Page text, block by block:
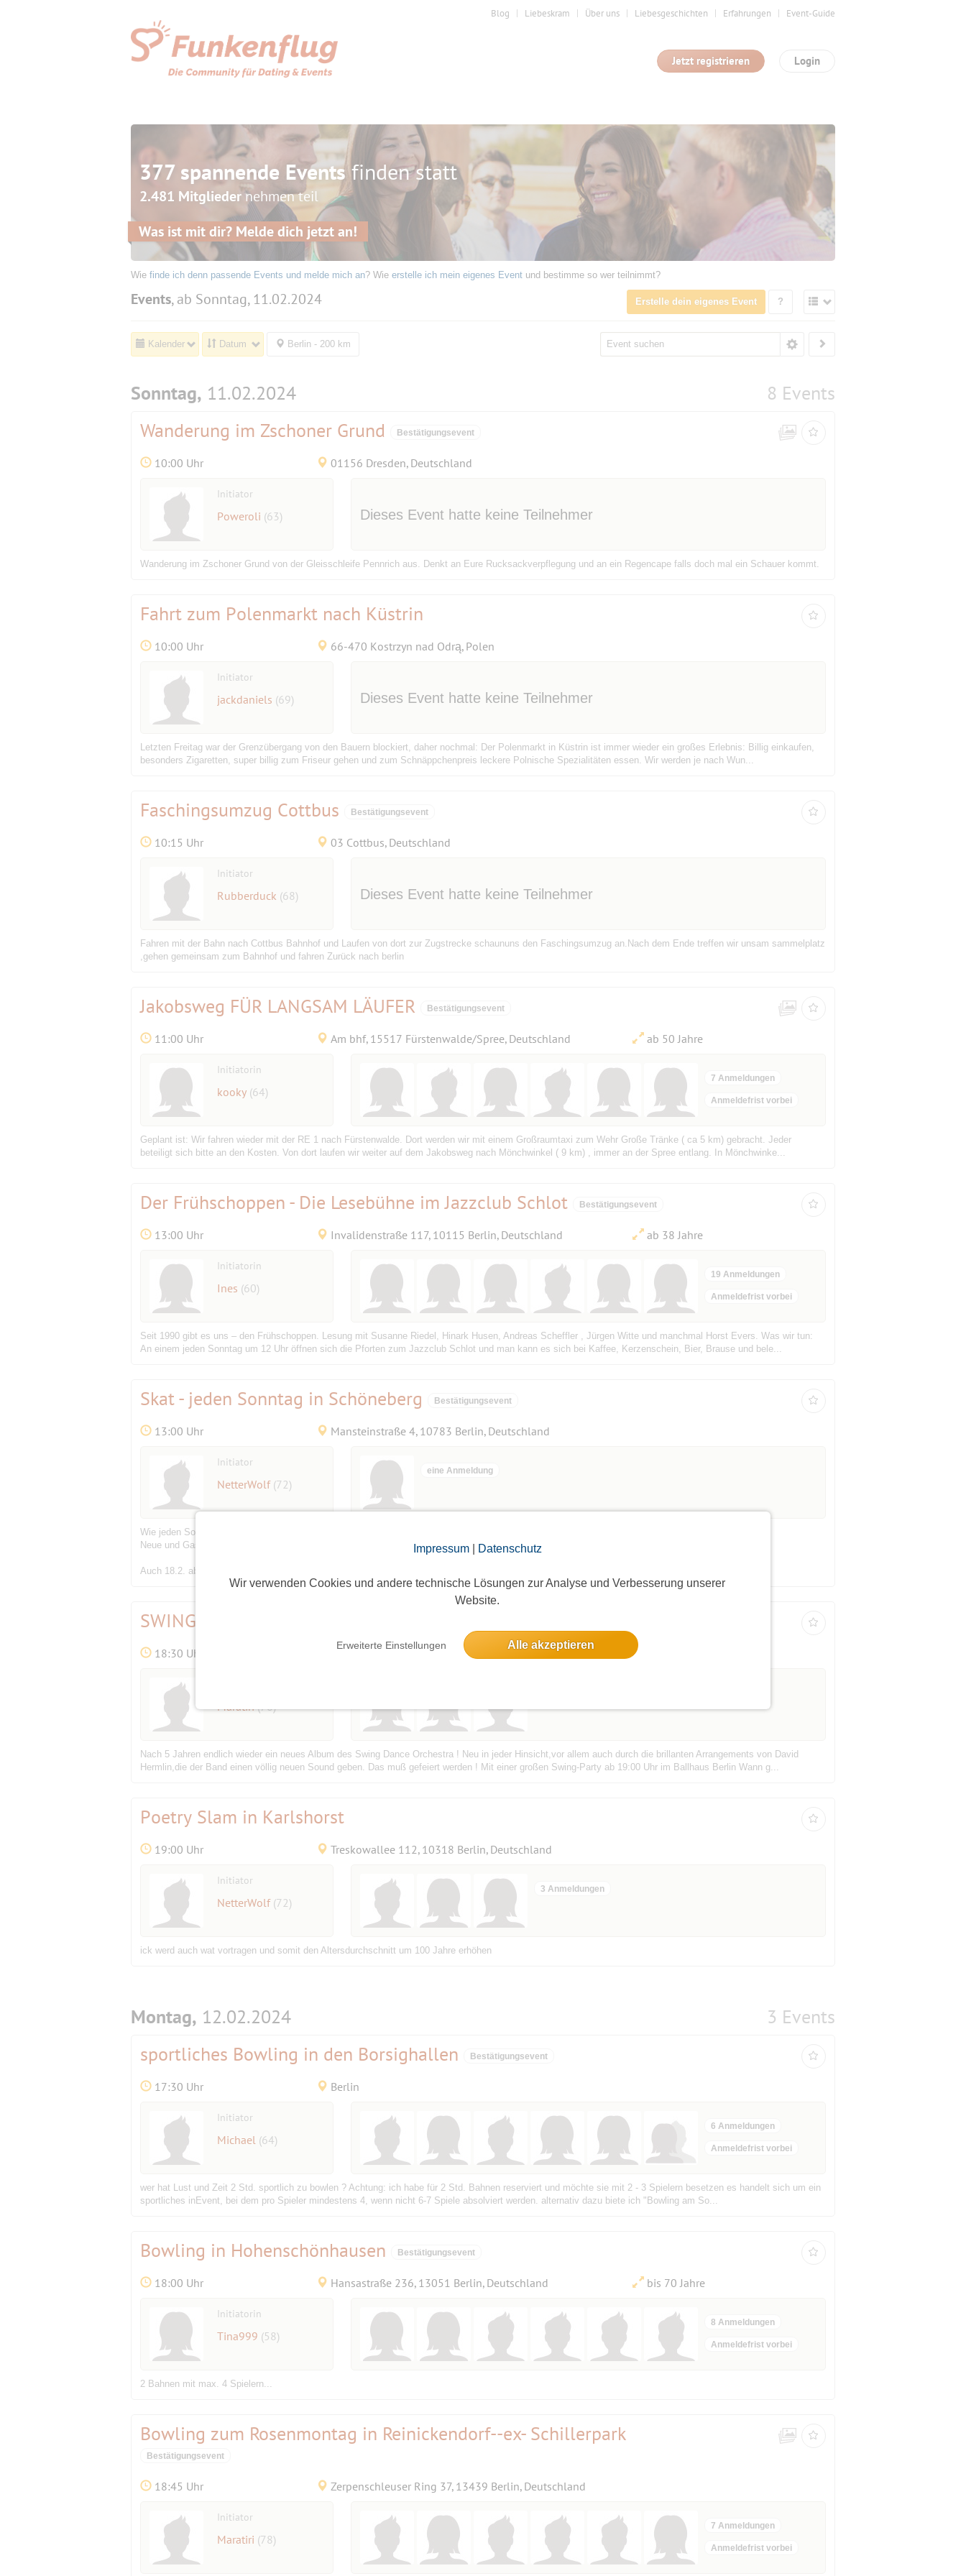
Impressum| Datenschutz
Wir verwenden Cookies und andere technische Lösungen zur Analyse und Verbesserung unserer
Website.
Erweiterte Einstellungen Alle akzeptieren
Blog Liebeskram Über uns Liebesgeschichten Erfahrungen Event-Guide
Login
Jetzt registrieren
377 spannende Eventsfinden statt
2.481 Mitgliedernehmen teil
Was ist mit dir? Melde dich jetzt an!
Wie finde ich denn passende Events und melde mich an? Wie erstelle ich mein eigenes Event und bestimme so wer teilnimmt?
Events, ab Sonntag, 11.02.2024 Erstelle dein eigenes Event ?
Kalender Datum Berlin - 200 km
Sonntag, 11.02.2024
8 Events
Wanderung im Zschoner Grund
Bestätigungsevent
10:00 Uhr 01156 Dresden, Deutschland
Initiator
Poweroli (63) Dieses Event hatte keine Teilnehmer
Wanderung im Zschoner Grund von der Gleisschleife Pennrich aus. Denkt an Eure Rucksackverpflegung und an ein Regencape falls doch mal ein Schauer kommt.
Fahrt zum Polenmarkt nach Küstrin
10:00 Uhr 66-470 Kostrzyn nad Odrą, Polen
Initiator
jackdaniels (69) Dieses Event hatte keine Teilnehmer
Letzten Freitag war der Grenzübergang von den Bauern blockiert, daher nochmal: Der Polenmarkt in Küstrin ist immer wieder ein großes Erlebnis: Billig einkaufen,
besonders Zigaretten, super billig zum Friseur gehen und zum Schnäppchenpreis leckere Polnische Spezialitäten essen. Wir werden je nach Wun...
Faschingsumzug Cottbus Bestätigungsevent
10:15 Uhr 03 Cottbus, Deutschland
Initiator
Rubberduck (68) Dieses Event hatte keine Teilnehmer
Fahren mit der Bahn nach Cottbus Bahnhof und Laufen von dort zur Zugstrecke schaununs den Faschingsumzug an.Nach dem Ende treffen wir unsam sammelplatz
,gehen gemeinsam zum Bahnhof und fahren Zurück nach berlin
Jakobsweg FÜR LANGSAM LÄUFER Bestätigungsevent
11:00 Uhr Am bhf, 15517 Fürstenwalde/Spree, Deutschland ab 50 Jahre
Initiatorin
kooky (64)
7 Anmeldungen
Anmeldefrist vorbei
Geplant ist: Wir fahren wieder mit der RE 1 nach Fürstenwalde. Dort werden wir mit einem Großraumtaxi zum Wehr Große Tränke ( ca 5 km) gebracht. Jeder
beteiligt sich bitte an den Kosten. Von dort laufen wir weiter auf dem Jakobsweg nach Mönchwinkel ( 9 km) , immer an der Spree entlang. In Mönchwinke...
Der Frühschoppen - Die Lesebühne im Jazzclub Schlot Bestätigungsevent
13:00 Uhr Invalidenstraße 117, 10115 Berlin, Deutschland ab 38 Jahre
Initiatorin
Ines (60)
19 Anmeldungen
Anmeldefrist vorbei
Seit 1990 gibt es uns – den Frühschoppen. Lesung mit Susanne Riedel, Hinark Husen, Andreas Scheffler , Jürgen Witte und manchmal Horst Evers. Was wir tun:
An einem jeden Sonntag um 12 Uhr öffnen sich die Pforten zum Jazzclub Schlot und man kann es sich bei Kaffee, Kerzenschein, Bier, Brause und bele...
Skat - jeden Sonntag in Schöneberg Bestätigungsevent
13:00 Uhr Mansteinstraße 4, 10783 Berlin, Deutschland
Initiator
NetterWolf (72)
eine Anmeldung
Wie jeden Sonntag mit Freude und ohne Geld.
Neue und GastspelerInnen herzlich willkommen.
Auch 18.2. aber da bin ich mal im Schlot.
SWING IS ON PARADE
18:30 Uhr Chausseestraße 102, 10115 Berlin, Deutschland
Maratiri (78)
Nach 5 Jahren endlich wieder ein neues Album des Swing Dance Orchestra ! Neu in jeder Hinsicht,vor allem auch durch die brillanten Arrangements von David
Hermlin,die der Band einen völlig neuen Sound geben. Das muß gefeiert werden ! Mit einer großen Swing-Party ab 19:00 Uhr im Ballhaus Berlin Wann g...
Poetry Slam in Karlshorst
19:00 Uhr Treskowallee 112, 10318 Berlin, Deutschland
Initiator
NetterWolf (72)
3 Anmeldungen
ick werd auch wat vortragen und somit den Altersdurchschnitt um 100 Jahre erhöhen
Montag, 12.02.2024
3 Events
sportliches Bowling in den Borsighallen
Bestätigungsevent
17:30 Uhr Berlin
Initiator
Michael (64)
6 Anmeldungen
Anmeldefrist vorbei
wer hat Lust und Zeit 2 Std. sportlich zu bowlen ? Achtung: ich habe für 2 Std. Bahnen reserviert und möchte sie mit 2 - 3 Spielern besetzen es handelt sich um ein
sportliches inEvent, bei dem pro Spieler mindestens 4, wenn nicht 6-7 Spiele absolviert werden. alternativ dazu biete ich "Bowling am So...
Bowling in Hohenschönhausen Bestätigungsevent
18:00 Uhr Hansastraße 236, 13051 Berlin, Deutschland bis 70 Jahre
Initiatorin
Tina999 (58)
8 Anmeldungen
Anmeldefrist vorbei
2 Bahnen mit max. 4 Spielern...
Bowling zum Rosenmontag in Reinickendorf--ex- Schillerpark
Bestätigungsevent
18:45 Uhr Zerpenschleuser Ring 37, 13439 Berlin, Deutschland
Initiator
Maratiri (78)
7 Anmeldungen
Anmeldefrist vorbei